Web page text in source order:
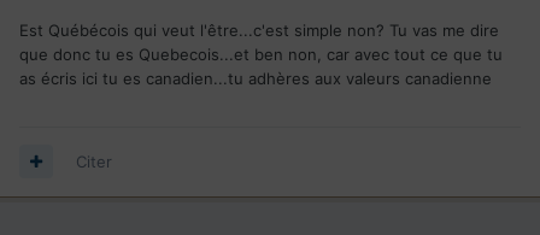
Est Québécois qui veut l'être...c'est simple non? Tu vas me dire
que donc tu es Quebecois...et ben non, car avec tout ce que tu
as écris ici tu es canadien...tu adhères aux valeurs canadienne
Citer